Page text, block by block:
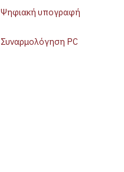
Ψηφιακή υπογραφή
Συναρμολόγηση PC